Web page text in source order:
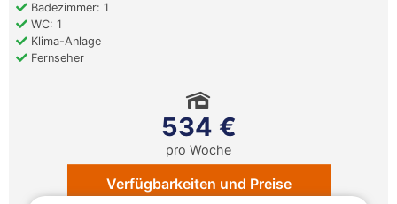
Badezimmer: 1
WC: 1
Klima-Anlage
Fernseher
534 €
pro Woche
Verfügbarkeiten und Preise